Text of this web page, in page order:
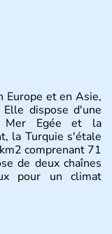
Europe et en Asie,
dispose d'une
Mer Egée et la
la Turquie s'étale
comprenant 71
de deux chaînes
pour un climat